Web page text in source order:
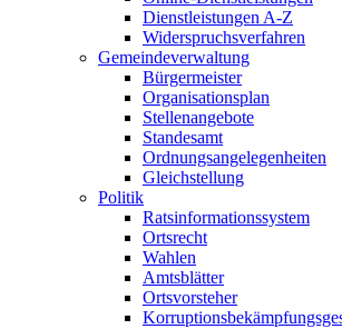
Dienstleistungen A-Z
Widerspruchsverfahren
Gemeindeverwaltung
Bürgermeister
Organisationsplan
Stellenangebote
Standesamt
Ordnungsangelegenheiten
Gleichstellung
Politik
Ratsinformationssystem
Ortsrecht
Wahlen
Amtsblätter
Ortsvorsteher